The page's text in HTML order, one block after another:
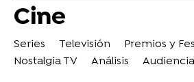
Cine
Series Televisión Premios y
Nostalgia TV
Análisis